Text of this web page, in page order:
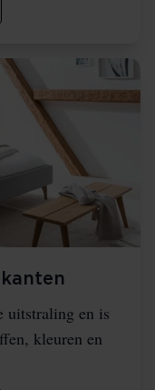
uitstraling en is
kleuren en